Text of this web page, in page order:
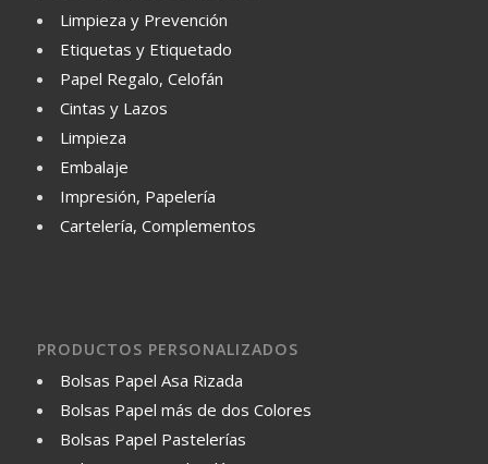
Limpieza y Prevención
Etiquetas y Etiquetado
Papel Regalo, Celofán
Cintas y Lazos
Limpieza
Embalaje
Impresión, Papelería
Cartelería, Complementos
PRODUCTOS PERSONALIZADOS
Bolsas Papel Asa Rizada
Bolsas Papel más de dos Colores
Bolsas Papel Pastelerías